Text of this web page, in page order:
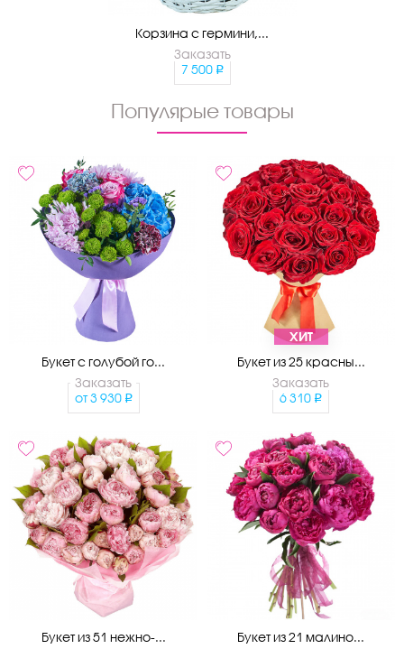
Корзина с гермини,...
Заказать
7 500
Популярые товары
Букет с голубой го...
Заказать
от 3 930
ХИТ
Букет из 25 красны...
Заказать
6 310
Букет из 51 нежно-...
Букет из 21 малино...